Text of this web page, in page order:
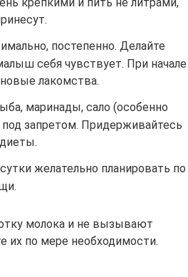
постепенно. Делайте
себя чувствует. При начале
лакомства.
маринады, сало (особенно
запретом. Придерживайтесь
желательно планировать по
молока и не вызывают
их по мере необходимости.